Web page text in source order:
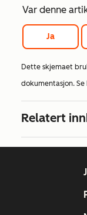
Var denne
Ja
Dette skjemaet
dokumentasjon.
Relatert